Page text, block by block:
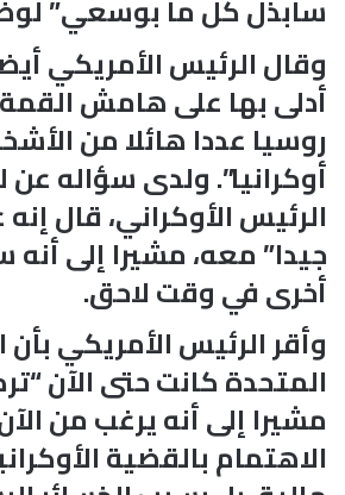
سأبذل كل ما بوسعي”
وقال الرئيس الأمريكي
أدلى بها على هامش
روسيا عددا هائلا من
أوكرانيا”. ولدى سؤاله
الرئيس الأوكراني، قال
جيدا” معه، مشيرا إلى
أخرى في وقت لاحق.
وأقر الرئيس الأمريكي بأن
المتحدة كانت حتى الآن
مشيرا إلى أنه يرغب من
الاهتمام بالقضية